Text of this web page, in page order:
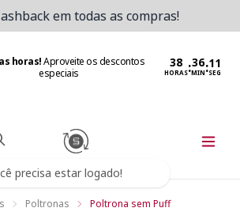
em todas as compras!
horas!Aproveite os descontos
especiais
HORAS:MIN:SEG
precisa estar logado!
Poltronas Poltrona sem Puff